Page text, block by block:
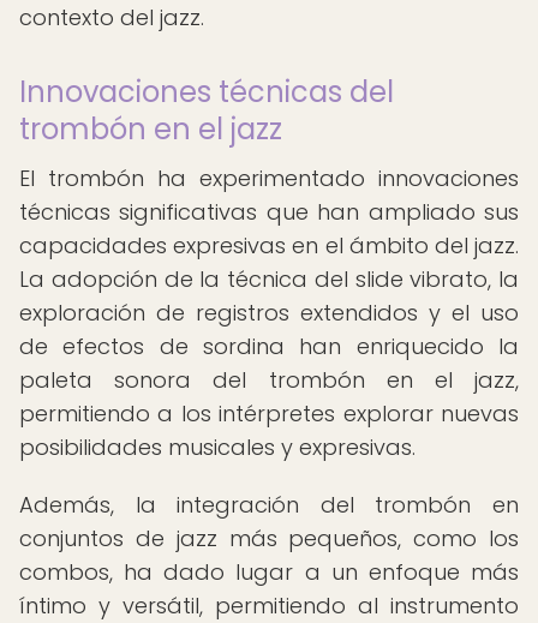
contexto del jazz.
Innovaciones técnicas del
trombón en el jazz
El trombón ha experimentado innovaciones
técnicas significativas que han ampliado sus
capacidades expresivas en el ámbito del jazz.
La adopción de la técnica del slide vibrato, la
exploración de registros extendidos y el uso
de efectos de sordina han enriquecido la
paleta sonora del trombón en el jazz,
permitiendo a los intérpretes explorar nuevas
posibilidades musicales y expresivas.
Además, la integración del trombón en
conjuntos de jazz más pequeños, como los
combos, ha dado lugar a un enfoque más
íntimo y versátil, permitiendo al instrumento